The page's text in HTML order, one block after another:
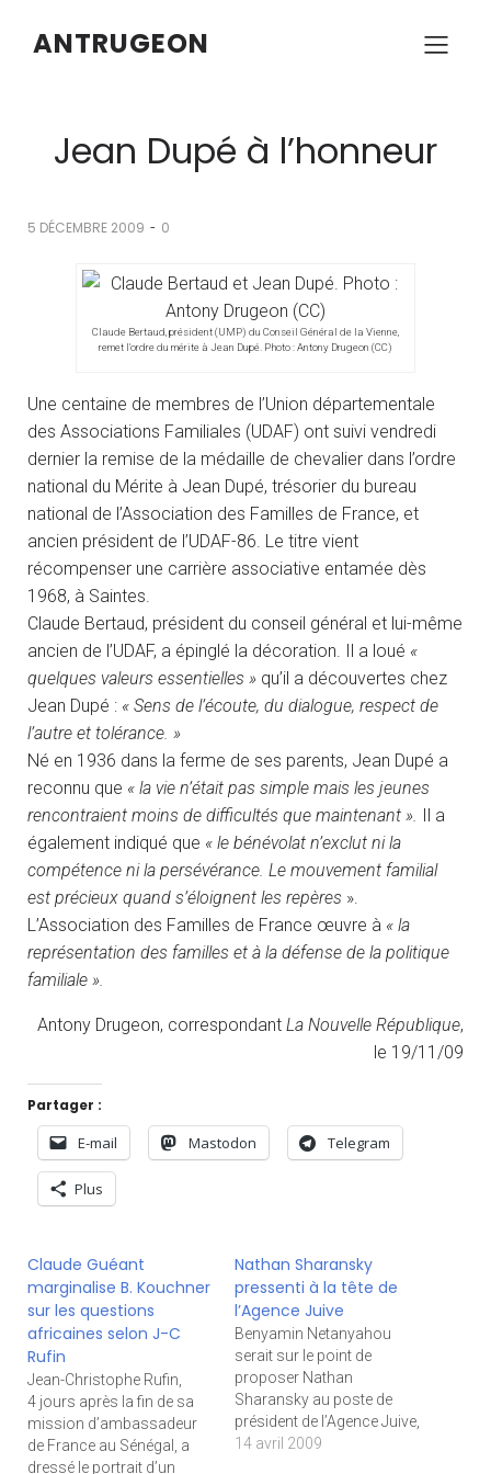
ANTRUGEON
Jean Dupé à l’honneur
5 DÉCEMBRE 2009 - 0
Claude Bertaud, président (UMP) du Conseil Général de la Vienne,
remet l'ordre du mérite à Jean Dupé. Photo : Antony Drugeon (CC)
Une centaine de membres de l’Union départementale
des Associations Familiales (UDAF) ont suivi vendredi
dernier la remise de la médaille de chevalier dans l’ordre
national du Mérite à Jean Dupé, trésorier du bureau
national de l’Association des Familles de France, et
ancien président de l’UDAF-86. Le titre vient
récompenser une carrière associative entamée dès
1968, à Saintes.
Claude Bertaud, président du conseil général et lui-même
ancien de l’UDAF, a épinglé la décoration. Il a loué «
quelques valeurs essentielles » qu’il a découvertes chez
Jean Dupé : « Sens de l’écoute, du dialogue, respect de
l’autre et tolérance. »
Né en 1936 dans la ferme de ses parents, Jean Dupé a
reconnu que « la vie n’était pas simple mais les jeunes
rencontraient moins de difficultés que maintenant ». Il a
également indiqué que « le bénévolat n’exclut ni la
compétence ni la persévérance. Le mouvement familial
est précieux quand s’éloignent les repères ».
L’Association des Familles de France œuvre à « la
représentation des familles et à la défense de la politique
familiale ».
Antony Drugeon, correspondant La Nouvelle République,
le 19/11/09
Partager :
E-mail Mastodon Telegram
Plus
Claude Guéant
marginalise B. Kouchner
sur les questions
africaines selon J-C
Rufin
Jean-Christophe Rufin,
4 jours après la fin de sa
mission d’ambassadeur
de France au Sénégal, a
dressé le portrait d’un
Nathan Sharansky
pressenti à la tête de
l’Agence Juive
Benyamin Netanyahou
serait sur le point de
proposer Nathan
Sharansky au poste de
président de l’Agence Juive,
selon des sources
14 avril 2009